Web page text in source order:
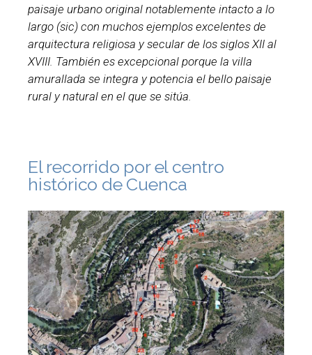
paisaje urbano original notablemente intacto a lo
largo (sic) con muchos ejemplos excelentes de
arquitectura religiosa y secular de los siglos XII al
XVIII. También es excepcional porque la villa
amurallada se integra y potencia el bello paisaje
rural y natural en el que se sitúa.
El recorrido por el centro
histórico de Cuenca